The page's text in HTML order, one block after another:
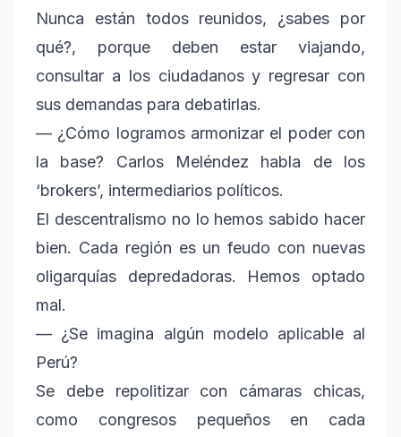
Nunca están todos reunidos, ¿sabes por
qué?, porque deben estar viajando,
consultar a los ciudadanos y regresar con
sus demandas para debatirlas.
— ¿Cómo logramos armonizar el poder con
la base? Carlos Meléndez habla de los
‘brokers’, intermediarios políticos.
El descentralismo no lo hemos sabido hacer
bien. Cada región es un feudo con nuevas
oligarquías depredadoras. Hemos optado
mal.
— ¿Se imagina algún modelo aplicable al
Perú?
Se debe repolitizar con cámaras chicas,
como congresos pequeños en cada